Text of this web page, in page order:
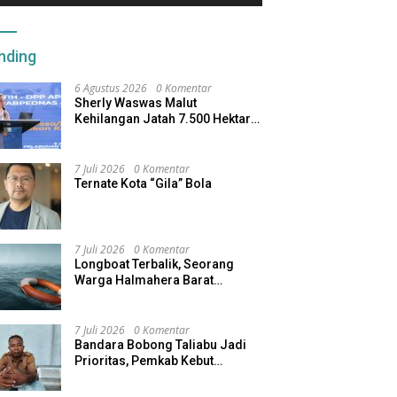
6 Agustus 2026 0 Komentar
Sherly Waswas Malut
Kehilangan Jatah 7.500 Hektare
7 Juli 2026 0 Komentar
Ternate Kota “Gila” Bola
7 Juli 2026 0 Komentar
Longboat Terbalik, Seorang
Warga Halmahera Barat
7 Juli 2026 0 Komentar
Bandara Bobong Taliabu Jadi
Prioritas, Pemkab Kebut